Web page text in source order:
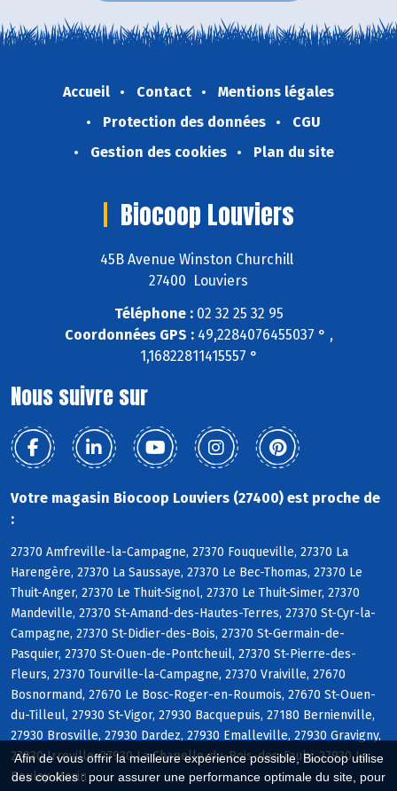
Afin de vous offrir la meilleure expérience possible, Biocoop utilise
des cookies : pour assurer une performance optimale du site, pour
Accueil Contact
Mentions légales
Protection des données
CGU
Gestion des cookies
Plan du site
Biocoop Louviers
45B Avenue Winston Churchill
27400 Louviers
Téléphone :02 32 25 32 95
Coordonnées GPS :49,2284076455037 ° ,
1,16822811415557 °
Nous suivre sur
Votre magasin Biocoop Louviers (27400) est proche de
:
27370 Amfreville-la-Campagne, 27370 Fouqueville, 27370 La
Harengère, 27370 La Saussaye, 27370 Le Bec-Thomas, 27370 Le
Thuit-Anger, 27370 Le Thuit-Signol, 27370 Le Thuit-Simer, 27370
Mandeville, 27370 St-Amand-des-Hautes-Terres, 27370 St-Cyr-la-
Campagne, 27370 St-Didier-des-Bois, 27370 St-Germain-de-
Pasquier, 27370 St-Ouen-de-Pontcheuil, 27370 St-Pierre-des-
Fleurs, 27370 Tourville-la-Campagne, 27370 Vraiville, 27670
Bosnormand, 27670 Le Bosc-Roger-en-Roumois, 27670 St-Ouen-
du-Tilleul, 27930 St-Vigor, 27930 Bacquepuis, 27180 Bernienville,
27930 Brosville, 27930 Dardez, 27930 Emalleville, 27930 Gravigny,
27930 Irreville, 27930 La Chapelle-du-Bois-des-Faulx, 27930 Le
Boulay-Morin